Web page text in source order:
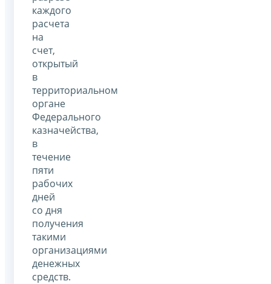
каждого
расчета
на
счет,
открытый
в
территориальном
органе
Федерального
казначейства,
в
течение
пяти
рабочих
дней
со дня
получения
такими
организациями
денежных
средств.